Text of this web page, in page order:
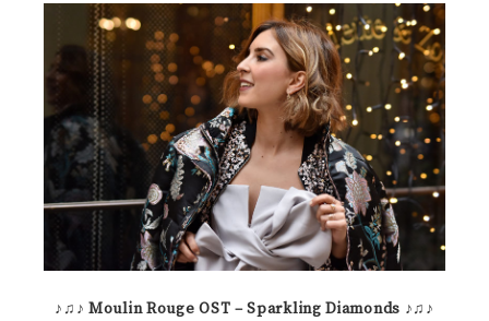
♪♫♪Moulin Rouge OST – Sparkling Diamonds ♪♫♪